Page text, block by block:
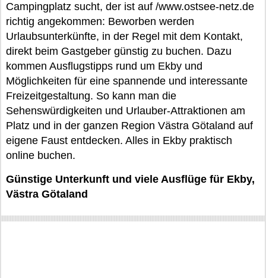
Campingplatz sucht, der ist auf /www.ostsee-netz.de
richtig angekommen: Beworben werden
Urlaubsunterkünfte, in der Regel mit dem Kontakt,
direkt beim Gastgeber günstig zu buchen. Dazu
kommen Ausflugstipps rund um Ekby und
Möglichkeiten für eine spannende und interessante
Freizeitgestaltung. So kann man die
Sehenswürdigkeiten und Urlauber-Attraktionen am
Platz und in der ganzen Region Västra Götaland auf
eigene Faust entdecken. Alles in Ekby praktisch
online buchen.
Günstige Unterkunft und viele Ausflüge für Ekby,
Västra Götaland